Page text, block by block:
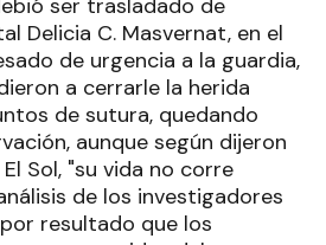
Delicia C. Masvernat, en el
de urgencia a la guardia,
a cerrarle la herida
de sutura, quedando
aunque según dijeron
Sol, "su vida no corre
de los investigadores
resultado que los